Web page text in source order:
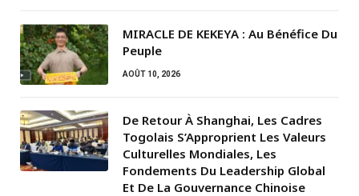
MIRACLE DE KEKEYA : Au Bénéfice Du
Peuple
AOÛT 10, 2026
De Retour À Shanghai, Les Cadres
Togolais S’Approprient Les Valeurs
Culturelles Mondiales, Les
Fondements Du Leadership Global
Et De La Gouvernance Chinoise